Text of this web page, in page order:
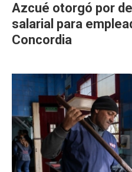
Azcué otorgó por
salarial para
Concordia